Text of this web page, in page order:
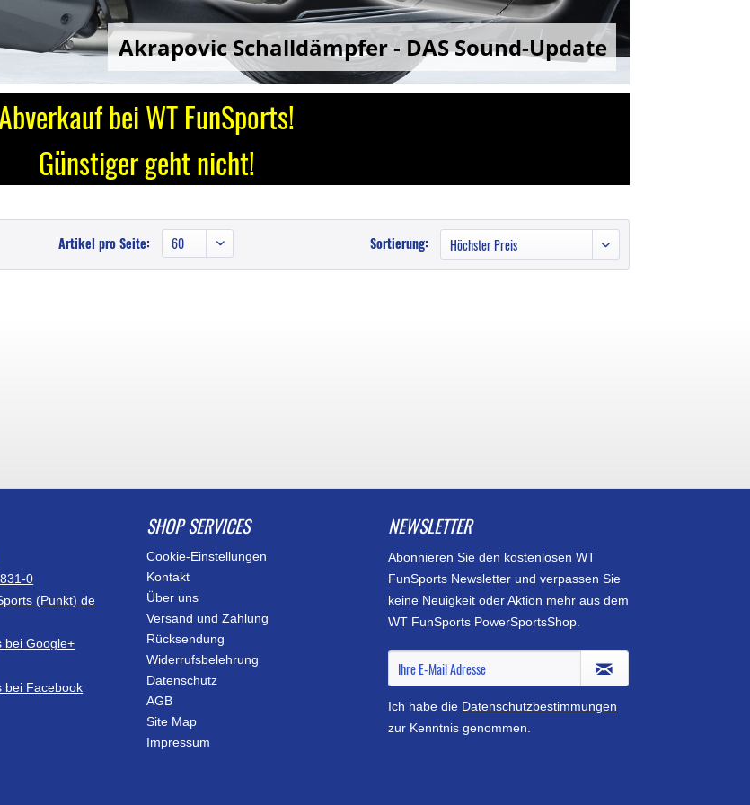
Akrapovic Schalldämpfer - DAS Sound-Update
Abverkaufbei WT FunSports!
Günstiger geht nicht!
Sortierung:
Artikel pro Seite:
0
(Punkt) de
SHOP SERVICES
Cookie-Einstellungen
Kontakt
Über uns
Versand und Zahlung
Rücksendung
Widerrufsbelehrung
Datenschutz
AGB
Site Map
Impressum
NEWSLETTER
Abonnieren Sie den kostenlosen WT
FunSports Newsletter und verpassen Sie
keine Neuigkeit oder Aktion mehr aus dem
WT FunSports PowerSportsShop.
Ich habe die Datenschutzbestimmungen
zur Kenntnis genommen.